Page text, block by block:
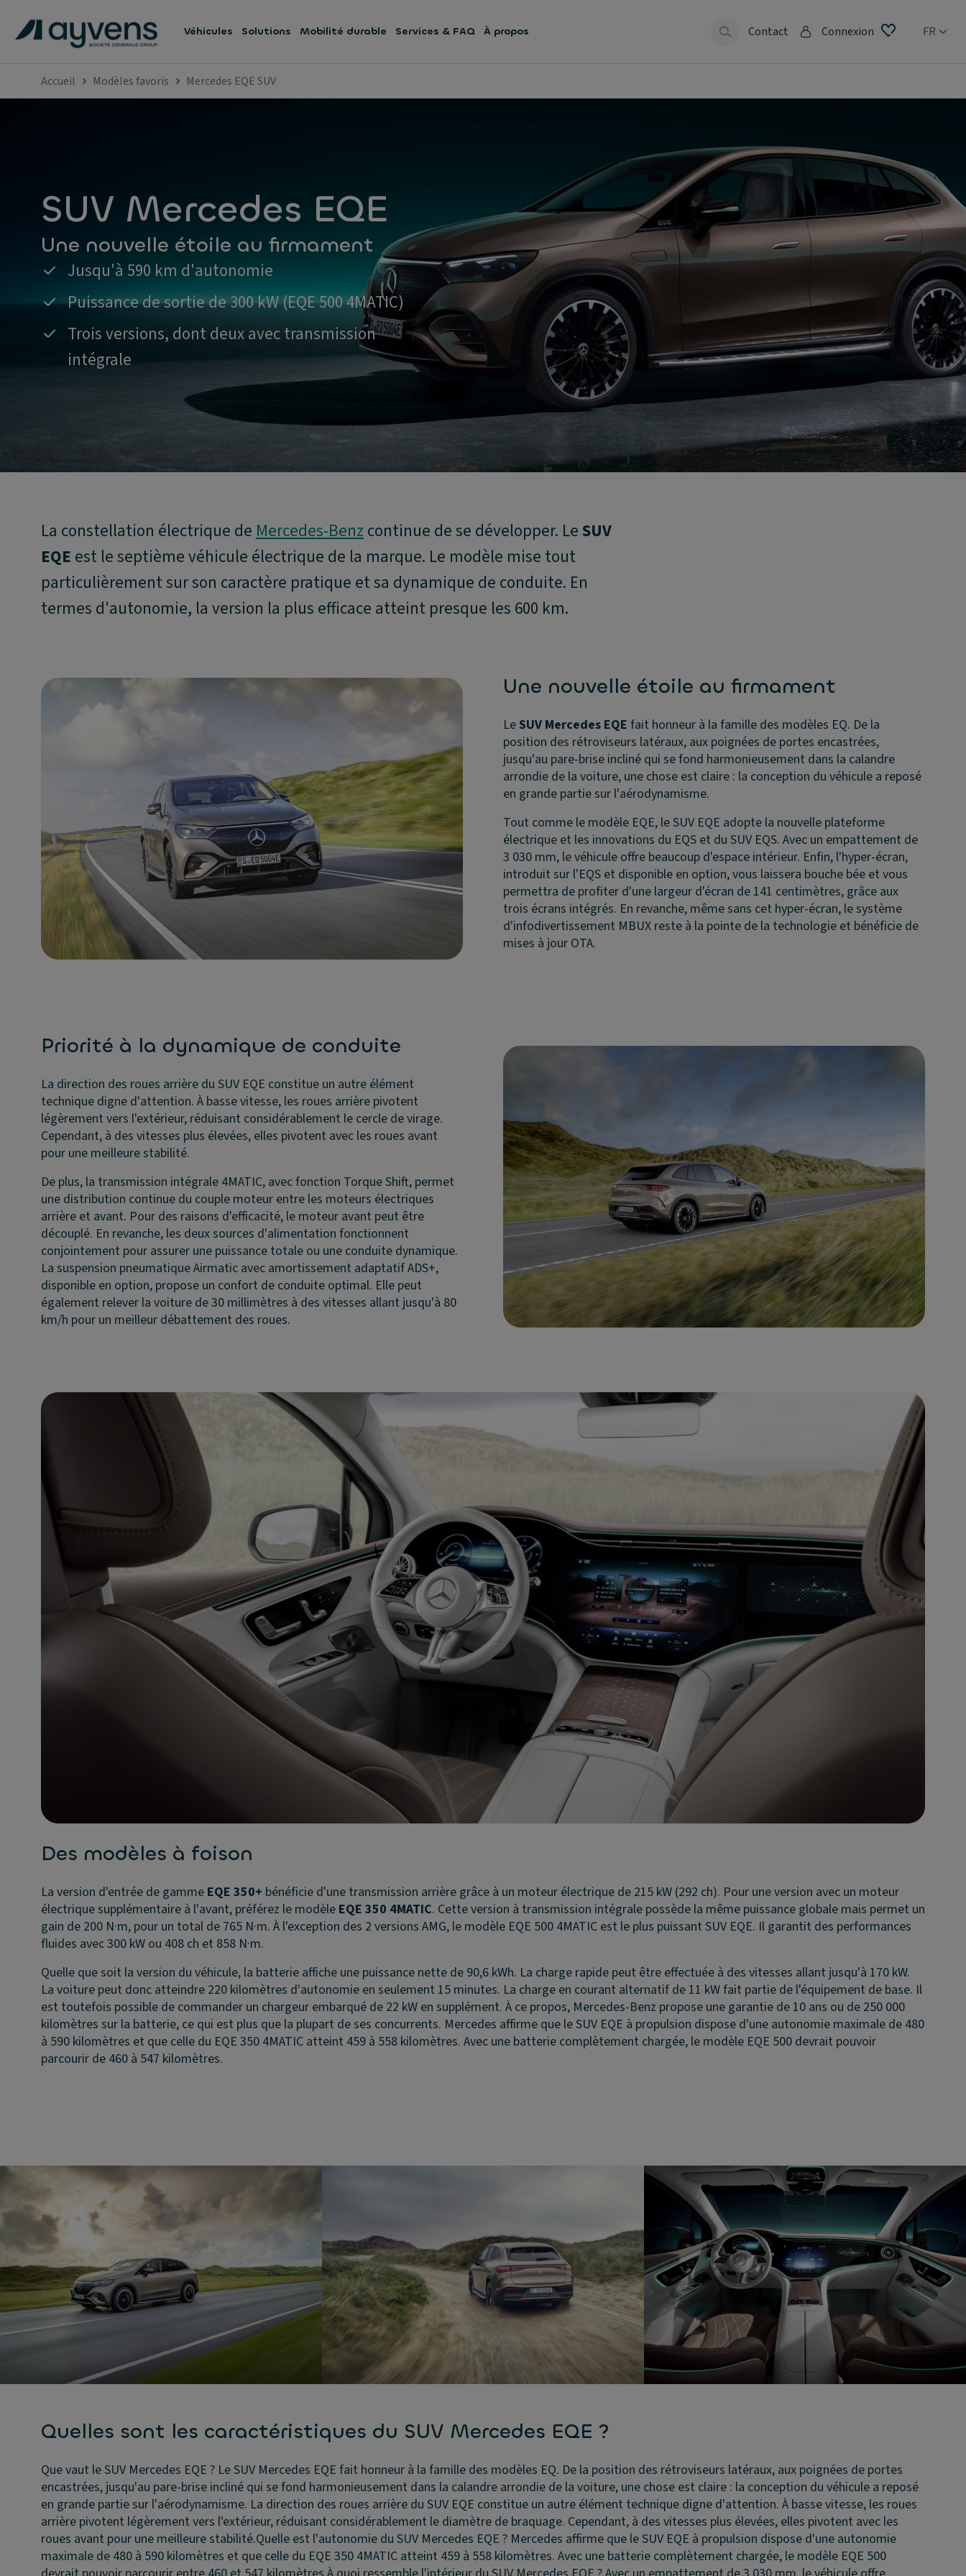
Véhicules Solutions Mobilité durable Services & FAQ À propos Contact Connexion FR
Accueil Modèles favoris Mercedes EQE SUV
SUV Mercedes EQE
Une nouvelle étoile au firmament
Jusqu'à 590 km d'autonomie
Puissance de sortie de 300 kW (EQE 500 4MATIC)
Trois versions, dont deux avec transmission
intégrale
La constellation électrique de Mercedes-Benz continue de se développer. LeSUV
EQE est le septième véhicule électrique de la marque. Le modèle mise tout
particulièrement sur son caractère pratique et sa dynamique de conduite. En
termes d'autonomie, la version la plus efficace atteint presque les 600 km.
Une nouvelle étoile au firmament
LeSUV Mercedes EQE fait honneur à la famille des modèles EQ. De la
position des rétroviseurs latéraux, aux poignées de portes encastrées,
jusqu'au pare-brise incliné qui se fond harmonieusement dans la calandre
arrondie de la voiture, une chose est claire : la conception du véhicule a reposé
en grande partie sur l'aérodynamisme.
Tout comme le modèle EQE, le SUV EQE adopte la nouvelle plateforme
électrique et les innovations du EQS et du SUV EQS. Avec un empattement de
3 030 mm, le véhicule offre beaucoup d'espace intérieur. Enfin, l'hyper-écran,
introduit sur l'EQS et disponible en option, vous laissera bouche bée et vous
permettra de profiter d'une largeur d'écran de 141 centimètres, grâce aux
trois écrans intégrés. En revanche, même sans cet hyper-écran, le système
d'infodivertissement MBUX reste à la pointe de la technologie et bénéficie de
mises à jour OTA.
Priorité à la dynamique de conduite
La direction des roues arrière du SUV EQE constitue un autre élément
technique digne d'attention. À basse vitesse, les roues arrière pivotent
légèrement vers l'extérieur, réduisant considérablement le cercle de virage.
Cependant, à des vitesses plus élevées, elles pivotent avec les roues avant
pour une meilleure stabilité.
De plus, la transmission intégrale 4MATIC, avec fonction Torque Shift, permet
une distribution continue du couple moteur entre les moteurs électriques
arrière et avant. Pour des raisons d'efficacité, le moteur avant peut être
découplé. En revanche, les deux sources d'alimentation fonctionnent
conjointement pour assurer une puissance totale ou une conduite dynamique.
La suspension pneumatique Airmatic avec amortissement adaptatif ADS+,
disponible en option, propose un confort de conduite optimal. Elle peut
également relever la voiture de 30 millimètres à des vitesses allant jusqu'à 80
km/h pour un meilleur débattement des roues.
Des modèles à foison
La version d'entrée de gamme EQE 350+ bénéficie d'une transmission arrière grâce à un moteur électrique de 215 kW (292 ch). Pour une version avec un moteur
électrique supplémentaire à l'avant, préférez le modèle EQE 350 4MATIC. Cette version à transmission intégrale possède la même puissance globale mais permet un
gain de 200 N·m, pour un total de 765 N·m. À l'exception des 2 versions AMG, le modèle EQE 500 4MATIC est le plus puissant SUV EQE. Il garantit des performances
fluides avec 300 kW ou 408 ch et 858 N·m.
Quelle que soit la version du véhicule, la batterie affiche une puissance nette de 90,6 kWh. La charge rapide peut être effectuée à des vitesses allant jusqu'à 170 kW.
La voiture peut donc atteindre 220 kilomètres d'autonomie en seulement 15 minutes. La charge en courant alternatif de 11 kW fait partie de l'équipement de base. Il
est toutefois possible de commander un chargeur embarqué de 22 kW en supplément. À ce propos, Mercedes-Benz propose une garantie de 10 ans ou de 250 000
kilomètres sur la batterie, ce qui est plus que la plupart de ses concurrents. Mercedes affirme que le SUV EQE à propulsion dispose d'une autonomie maximale de 480
à 590 kilomètres et que celle du EQE 350 4MATIC atteint 459 à 558 kilomètres. Avec une batterie complètement chargée, le modèle EQE 500 devrait pouvoir
parcourir de 460 à 547 kilomètres.
Quelles sont les caractéristiques du SUV Mercedes EQE ?
Que vaut le SUV Mercedes EQE ? Le SUV Mercedes EQE fait honneur à la famille des modèles EQ. De la position des rétroviseurs latéraux, aux poignées de portes
encastrées, jusqu'au pare-brise incliné qui se fond harmonieusement dans la calandre arrondie de la voiture, une chose est claire : la conception du véhicule a reposé
en grande partie sur l'aérodynamisme. La direction des roues arrière du SUV EQE constitue un autre élément technique digne d'attention. À basse vitesse, les roues
arrière pivotent légèrement vers l'extérieur, réduisant considérablement le diamètre de braquage. Cependant, à des vitesses plus élevées, elles pivotent avec les
roues avant pour une meilleure stabilité.Quelle est l'autonomie du SUV Mercedes EQE ? Mercedes affirme que le SUV EQE à propulsion dispose d'une autonomie
maximale de 480 à 590 kilomètres et que celle du EQE 350 4MATIC atteint 459 à 558 kilomètres. Avec une batterie complètement chargée, le modèle EQE 500